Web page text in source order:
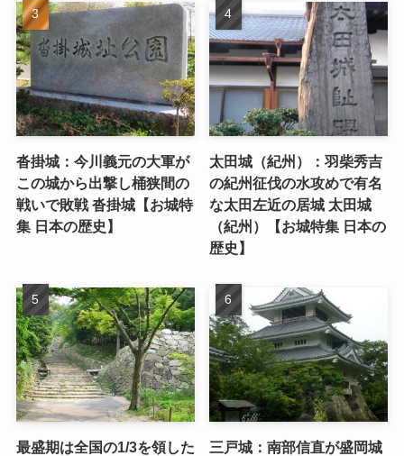
沓掛城：今川義元の大軍が
この城から出撃し桶狭間の
戦いで敗戦 沓掛城【お城特
集 日本の歴史】
太田城（紀州）：羽柴秀吉
の紀州征伐の水攻めで有名
な太田左近の居城 太田城
（紀州）【お城特集 日本の
歴史】
最盛期は全国の1/3を領した
三戸城：南部信直が盛岡城